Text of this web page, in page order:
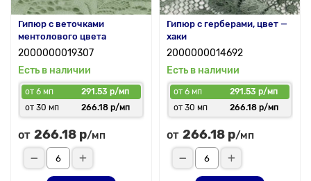
Гипюр с веточками
ментолового цвета
2000000019307
Есть в наличии
от 6 мп
291.53 р/мп
от 30 мп
266.18 р/мп
от 266.18 р/мп
Гипюр с герберами, цвет —
хаки
2000000014692
Есть в наличии
от 6 мп
291.53 р/мп
от 30 мп
266.18 р/мп
от 266.18 р/мп